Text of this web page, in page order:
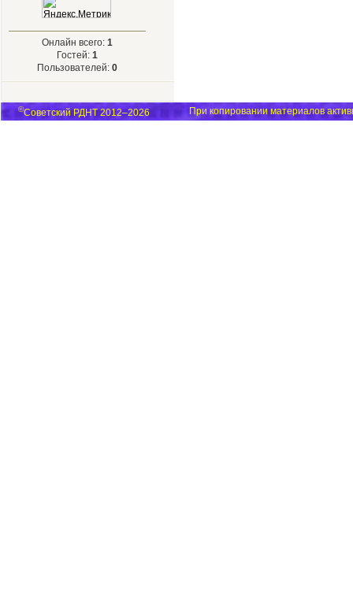
Онлайн всего: 1
Гостей: 1
Пользователей: 0
©Советский РДНТ 2012–2026 При копировании материалов